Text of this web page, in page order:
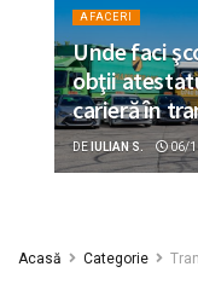
AFACERI
Unde faci
obţii
carieră în
DE IULIAN S. 06/
Acasă Categorie